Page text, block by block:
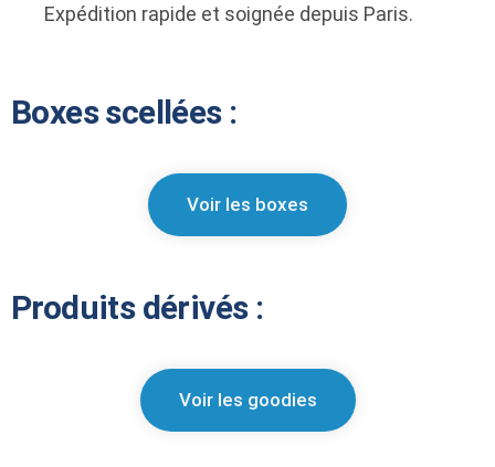
Expédition rapide et soignée depuis Paris.
Boxes scellées :
Voir les boxes
Produits dérivés :
Voir les goodies